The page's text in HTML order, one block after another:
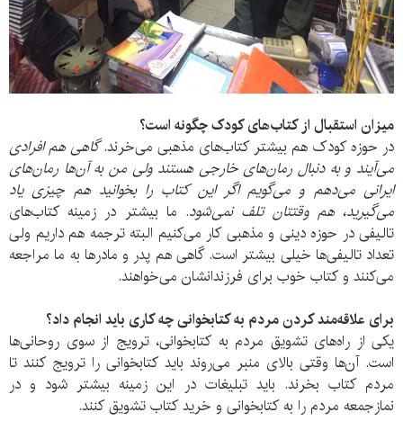
میزان استقبال از کتاب‌های کودک چگونه است؟
در حوزه کودک هم بیشتر کتاب‌های مذهبی می‌خرند.گاهی هم افرادی
می‌آیند و به دنبال رمان‌های خارجی هستند ولی من به آن‌ها رمان‌های
ایرانی می‌دهم و می‌گویم اگر این کتاب را بخوانید هم چیزی یاد
می‌گیرید، هم وقتتان تلف نمی‌شود. ما بیشتر در زمینه کتاب‌های
تالیفی در حوزه دینی و مذهبی کار می‌کنیم البته ترجمه هم داریم ولی
تعداد تالیفی‌ها خیلی بیشتر است. گاهی هم پدر و مادرها به ما مراجعه
می‌کنند و کتاب خوب برای فرزندانشان می‌خواهند.
برای علاقه‌مند کردن مردم به کتابخوانی چه کاری باید انجام داد؟
یکی از راه‌های تشویق مردم به کتابخوانی، ترویج از سوی روحانی‌ها
است. آن‌ها وقتی بالای منبر می‌روند باید کتابخوانی را ترویج کنند تا
مردم کتاب بخرند. باید تبلیغات در این زمینه بیشتر شود و در
نمازجمعه مردم را به کتابخوانی و خرید کتاب تشویق کنند.